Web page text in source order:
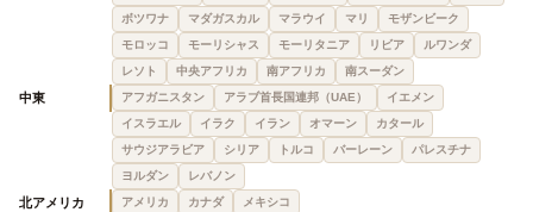
ボツワナ
マダガスカル マラウイ マリ
モザンビーク
モロッコ
モーリシャス モーリタニア リビア
ルワンダ
レソト
中央アフリカ 南アフリカ 南スーダン
中東 アフガニスタン アラブ首長国連邦（UAE）
イエメン
イスラエル
イラク イラン オマーン
カタール
サウジアラビア
シリア トルコ バーレーン
パレスチナ
ヨルダン
レバノン
北アメリカ アメリカ カナダ メキシコ